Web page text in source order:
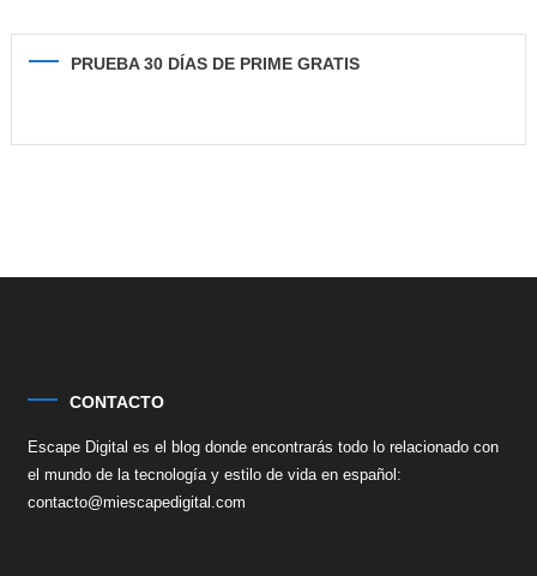
PRUEBA 30 DÍAS DE PRIME GRATIS
CONTACTO
Escape Digital es el blog donde encontrarás todo lo relacionado con
el mundo de la tecnología y estilo de vida en español:
contacto@miescapedigital.com